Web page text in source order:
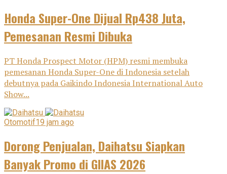
Honda Super-One Dijual Rp438 Juta,
Pemesanan Resmi Dibuka
PT Honda Prospect Motor (HPM) resmi membuka
pemesanan Honda Super-One di Indonesia setelah
debutnya pada Gaikindo Indonesia International Auto
Show...
Otomotif19 jam ago
Dorong Penjualan, Daihatsu Siapkan
Banyak Promo di GIIAS 2026